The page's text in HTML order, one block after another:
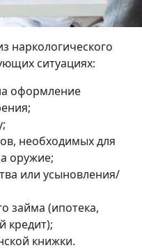
наркологического
ситуациях:
оформление
необходимых для
оружие;
или усыновления/
займа (ипотека,
кредит);
книжки.